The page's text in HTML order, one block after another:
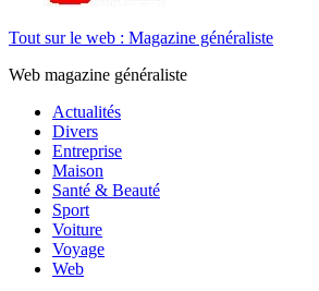
Tout sur le web : Magazine généraliste
Web magazine généraliste
Actualités
Divers
Entreprise
Maison
Santé & Beauté
Sport
Voiture
Voyage
Web